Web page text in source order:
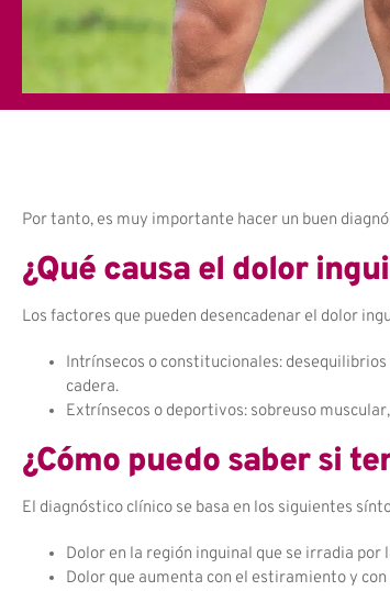
Por tanto, es muy importante hacer un buen
¿Qué causa el dolor
Los factores que pueden desencadenar el dolor
Intrínsecos o constitucionales:
cadera.
Extrínsecos o deportivos: sobreuso
¿Cómo puedo saber si
El diagnóstico clínico se basa en los siguientes
Dolor en la región inguinal que se irradia
Dolor que aumenta con el estiramiento y